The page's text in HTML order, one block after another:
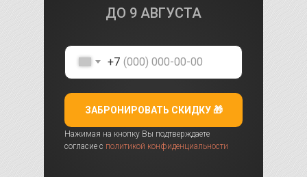
ДО 9 АВГУСТА
+7
ЗАБРОНИРОВАТЬ СКИДКУ 🎁
Нажимая на кнопку Вы подтверждаете
согласие с политикой конфиденциальности